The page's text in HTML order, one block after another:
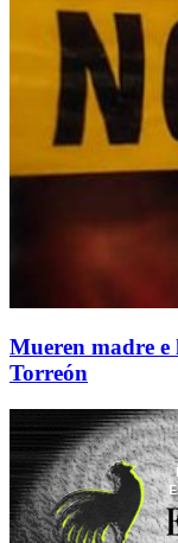
Mueren madre
Torreón